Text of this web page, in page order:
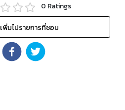
0 Ratings
เพิ่มไปรายการที่ชอบ